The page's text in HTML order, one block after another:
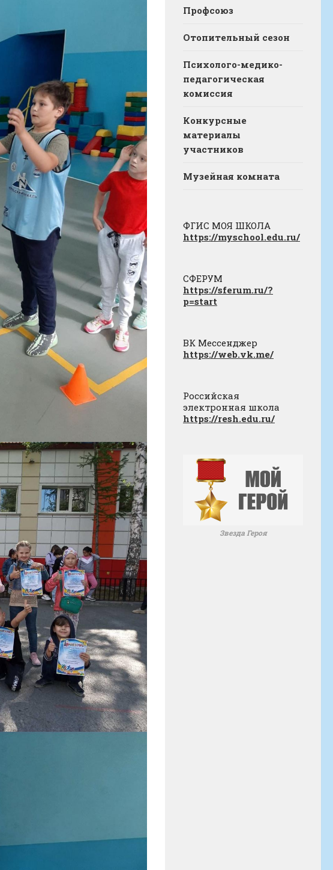
Профсоюз
Отопительный сезон
Психолого-медико-
педагогическая
комиссия
Конкурсные
материалы
участников
Музейная комната
ФГИС МОЯ ШКОЛА
https://myschool.edu.ru/
СФЕРУМ
https://sferum.ru/?
p=start
ВК Мессенджер
https://web.vk.me/
Российская
электронная школа
https://resh.edu.ru/
Звезда Героя